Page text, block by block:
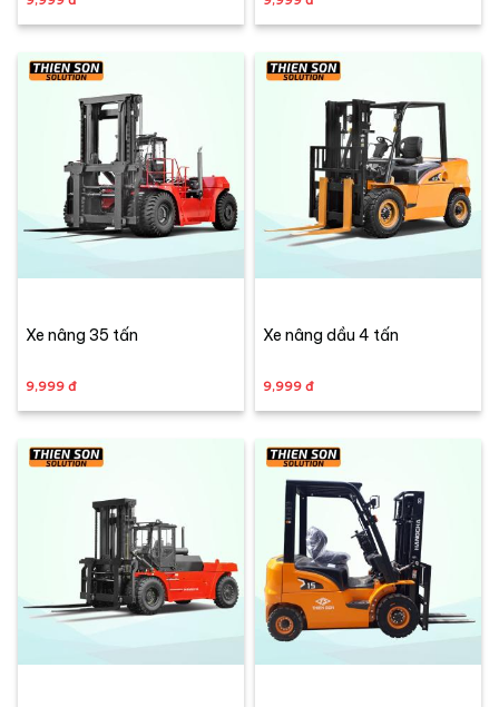
Xe nâng 35 tấn
9,999 đ
Xe nâng dầu 4 tấn
9,999 đ